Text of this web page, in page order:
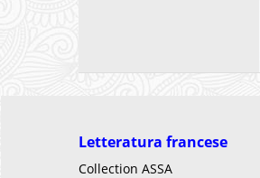
Letteratura francese
Collection ASSA